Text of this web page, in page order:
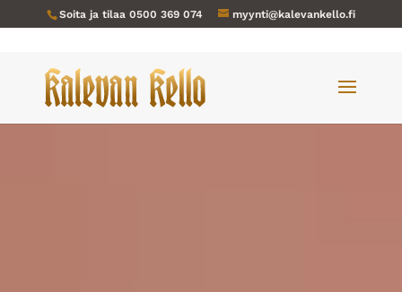
Soita ja tilaa 0500 369 074 myynti@kalevankello.fi
Videotoistin